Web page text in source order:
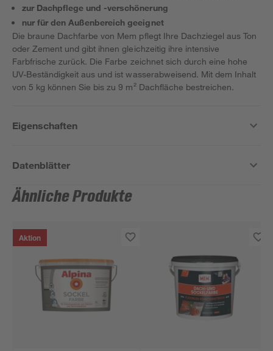
zur Dachpflege und -verschönerung
nur für den Außenbereich geeignet
Die braune Dachfarbe von Mem pflegt Ihre Dachziegel aus Ton
oder Zement und gibt ihnen gleichzeitig ihre intensive
Farbfrische zurück. Die Farbe zeichnet sich durch eine hohe
UV-Beständigkeit aus und ist wasserabweisend. Mit dem Inhalt
von 5 kg können Sie bis zu 9 m² Dachfläche bestreichen.
Eigenschaften
Datenblätter
Ähnliche Produkte
Aktion